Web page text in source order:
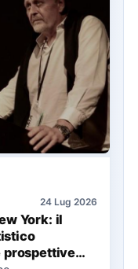
24 Lug 2026
York: il
prospettive